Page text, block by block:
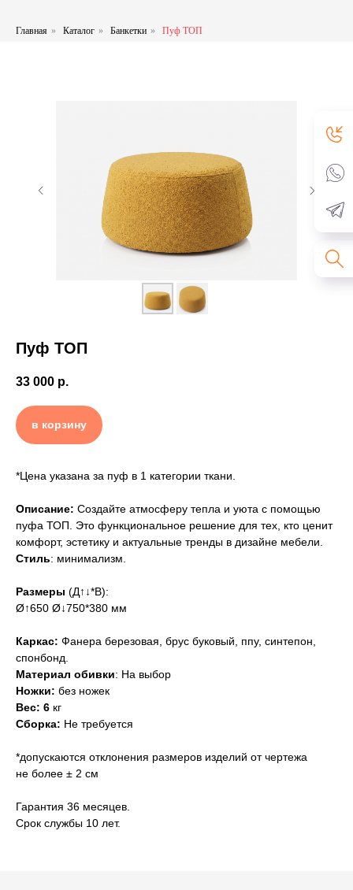
Главная » Каталог » Банкетки » Пуф ТОП
Пуф ТОП
33 000 р.
в корзину
*Цена указана за пуф в 1 категории ткани.
Описание: Создайте атмосферу тепла и уюта с помощью
пуфа ТОП. Это функциональное решение для тех, кто ценит
комфорт, эстетику и актуальные тренды в дизайне мебели.
Стиль: минимализм.
Размеры (Д↑↓*В):
Ø↑650 Ø↓750*380 мм
Каркас: Фанера березовая, брус буковый, ппу, синтепон,
спонбонд.
Материал обивки: На выбор
Ножки: без ножек
Вес: 6 кг
Сборка: Не требуется
*допускаются отклонения размеров изделий от чертежа
не более ± 2 см
Гарантия 36 месяцев.
Срок службы 10 лет.